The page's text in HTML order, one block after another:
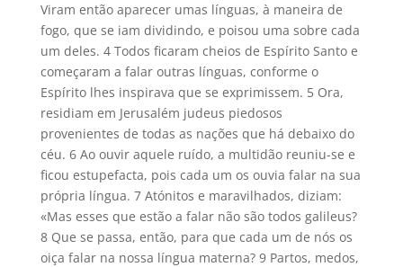
Viram então aparecer umas línguas, à maneira de
fogo, que se iam dividindo, e poisou uma sobre cada
um deles. 4 Todos ficaram cheios de Espírito Santo e
começaram a falar outras línguas, conforme o
Espírito lhes inspirava que se exprimissem. 5 Ora,
residiam em Jerusalém judeus piedosos
provenientes de todas as nações que há debaixo do
céu. 6 Ao ouvir aquele ruído, a multidão reuniu-se e
ficou estupefacta, pois cada um os ouvia falar na sua
própria língua. 7 Atónitos e maravilhados, diziam:
«Mas esses que estão a falar não são todos galileus?
8 Que se passa, então, para que cada um de nós os
oiça falar na nossa língua materna? 9 Partos, medos,